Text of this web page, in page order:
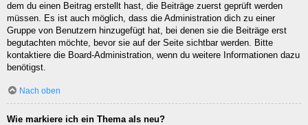
dem du einen Beitrag erstellt hast, die Beiträge zuerst geprüft werden
müssen. Es ist auch möglich, dass die Administration dich zu einer
Gruppe von Benutzern hinzugefügt hat, bei denen sie die Beiträge erst
begutachten möchte, bevor sie auf der Seite sichtbar werden. Bitte
kontaktiere die Board-Administration, wenn du weitere Informationen dazu
benötigst.
Nach oben
Wie markiere ich ein Thema als neu?